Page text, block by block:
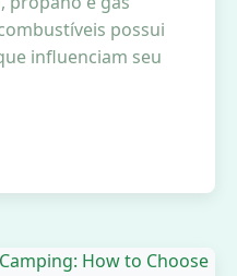
possui
influenciam seu